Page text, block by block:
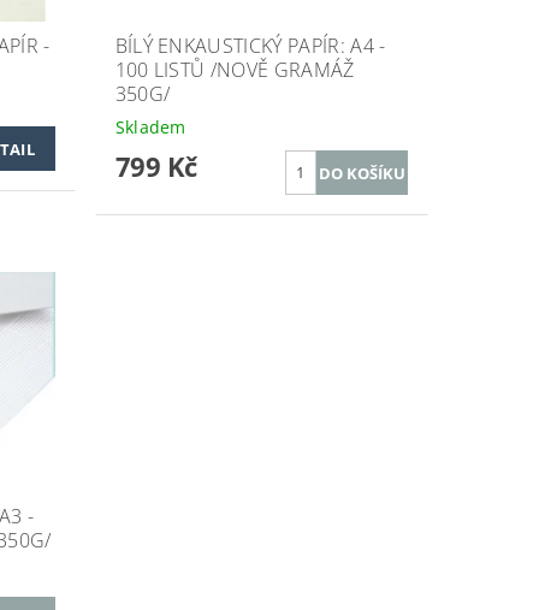
-
BÍLÝ ENKAUSTICKÝ PAPÍR: A4 -
100 LISTŮ /NOVĚ GRAMÁŽ
350G/
Skladem
799 Kč
-